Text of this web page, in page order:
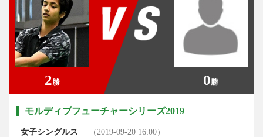
2勝 0勝
モルディブフューチャーシリーズ2019
女子シングルス
（2019-09-20 16:00）